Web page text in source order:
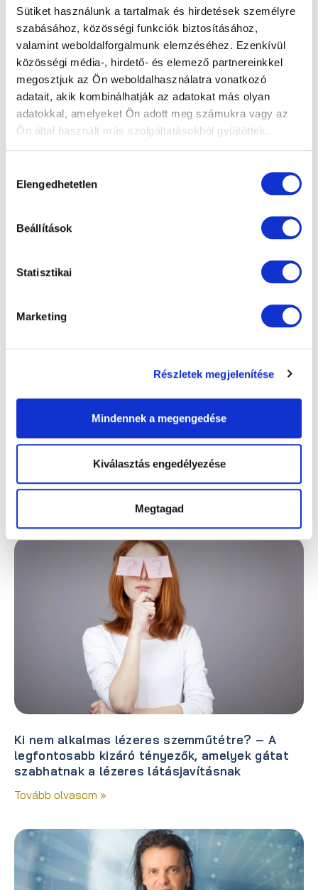
Sütiket használunk a tartalmak és hirdetések személyre
szabásához, közösségi funkciók biztosításához,
valamint weboldalforgalmunk elemzéséhez. Ezenkívül
közösségi média-, hirdető- és elemező partnereinkkel
megosztjuk az Ön weboldalhasználatra vonatkozó
adatait, akik kombinálhatják az adatokat más olyan
adatokkal, amelyeket Ön adott meg számukra vagy az
Ön által használt más szolgáltatásokból gyűjtöttek.
kiválasztása
Elengedhetetlen
Beállítások
Statisztikai
Marketing
Részletek megjelenítése
Mindennek a megengedése
Kiválasztás engedélyezése
Megtagad
szürkehályog műtétéről
Szekeres Adrien lézeres szemműtéttel
szabadult meg olvasószemüvegétől a Focus
Medicalban
Ki nem alkalmas lézeres szemműtétre? – A
legfontosabb kizáró tényezők, amelyek gátat
szabhatnak a lézeres látásjavításnak
Tovább olvasom »